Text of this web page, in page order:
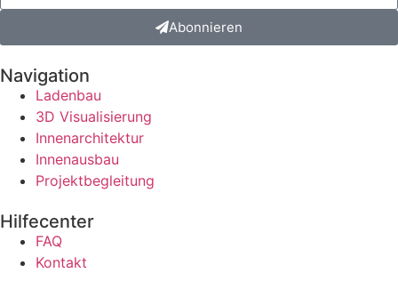
Abonnieren
Navigation
Ladenbau
3D Visualisierung
Innenarchitektur
Innenausbau
Projektbegleitung
Hilfecenter
FAQ
Kontakt